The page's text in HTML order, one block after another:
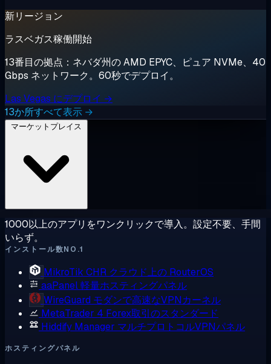
新リージョン
ラスベガス稼働開始
13番目の拠点：ネバダ州の AMD EPYC、ピュア NVMe、40
Gbps ネットワーク。60秒でデプロイ。
Las Vegas にデプロイ →
13か所すべて表示 →
1000以上のアプリをワンクリックで導入。設定不要、手間
いらず。
インストール数NO.1
MikroTik CHR クラウド上の RouterOS
aaPanel軽量ホスティングパネル
WireGuard モダンで高速なVPNカーネル
MetaTrader 4 Forex取引のスタンダード
Hiddify Manager マルチプロトコルVPNパネル
ホスティングパネル